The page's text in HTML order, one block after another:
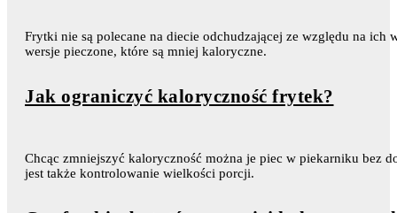
Frytki nie są polecane na diecie odchudzającej ze względu na ich
wersje pieczone, które są mniej kaloryczne.
Jak ograniczyć kaloryczność frytek?
Chcąc zmniejszyć kaloryczność można je piec w piekarniku bez
jest także kontrolowanie wielkości porcji.